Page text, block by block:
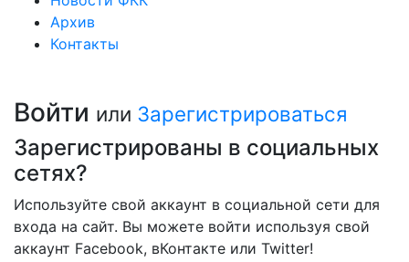
Архив
Контакты
Войти или Зарегистрироваться
Зарегистрированы в социальных
сетях?
Используйте свой аккаунт в социальной сети для
входа на сайт. Вы можете войти используя свой
аккаунт Facebook, вКонтакте или Twitter!